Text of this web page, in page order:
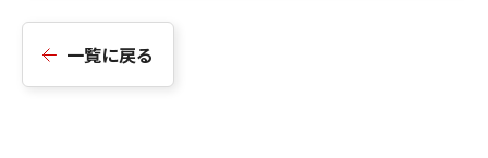
一覧に戻る